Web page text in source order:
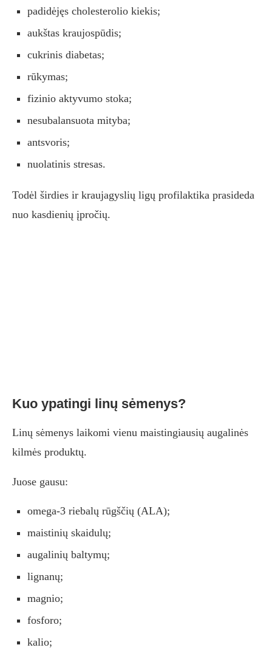
padidėjęs cholesterolio kiekis;
aukštas kraujospūdis;
cukrinis diabetas;
rūkymas;
fizinio aktyvumo stoka;
nesubalansuota mityba;
antsvoris;
nuolatinis stresas.
Todėl širdies ir kraujagyslių ligų profilaktika prasideda
nuo kasdienių įpročių.
Kuo ypatingi linų sėmenys?
Linų sėmenys laikomi vienu maistingiausių augalinės
kilmės produktų.
Juose gausu:
omega-3 riebalų rūgščių (ALA);
maistinių skaidulų;
augalinių baltymų;
lignanų;
magnio;
fosforo;
kalio;